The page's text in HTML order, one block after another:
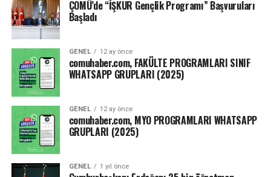
ÇOMÜ’de “İŞKUR Gençlik Programı” Başvuruları
Başladı
GENEL 12 ay önce
comuhaber.com, FAKÜLTE PROGRAMLARI SINIF
WHATSAPP GRUPLARI (2025)
GENEL 12 ay önce
comuhaber.com, MYO PROGRAMLARI WHATSAPP
GRUPLARI (2025)
GENEL 1 yıl önce